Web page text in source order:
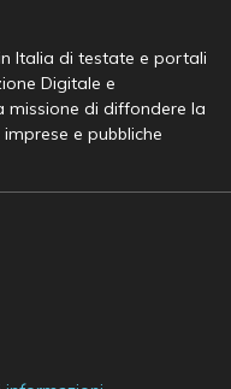
Italia di testate e portali
Digitale e
missione di diffondere la
e pubbliche